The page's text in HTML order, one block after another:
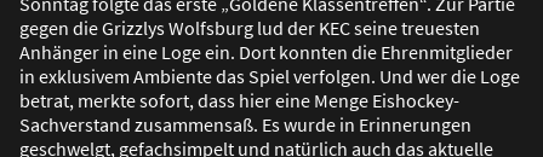
gegen die Grizzlys Wolfsburg lud der KEC seine treuesten
Anhänger in eine Loge ein. Dort konnten die Ehrenmitglieder
in exklusivem Ambiente das Spiel verfolgen. Und wer die Loge
betrat, merkte sofort, dass hier eine Menge Eishockey-
Sachverstand zusammensaß. Es wurde in Erinnerungen
geschwelgt, gefachsimpelt und natürlich auch das aktuelle